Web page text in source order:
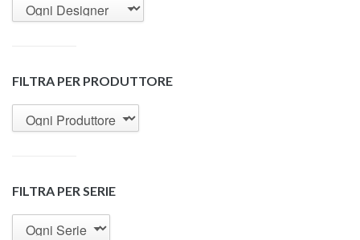
FILTRA PER PRODUTTORE
FILTRA PER SERIE